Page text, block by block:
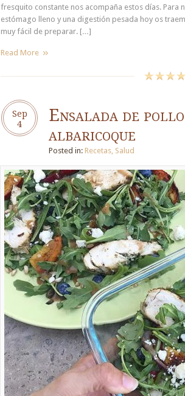
fresquito constante nos acompaña estos días. Para
estómago lleno y una digestión pesada hoy os
muy fácil de preparar. […]
Read More
Sep
4
Ensalada de
albaricoque
Posted in: Recetas, Salud